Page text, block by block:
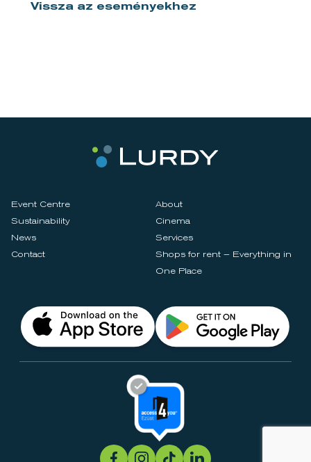
Vissza az eseményekhez
Event Centre
About
Sustainability
Cinema
News
Services
Contact
Shops for rent – Everything in
One Place